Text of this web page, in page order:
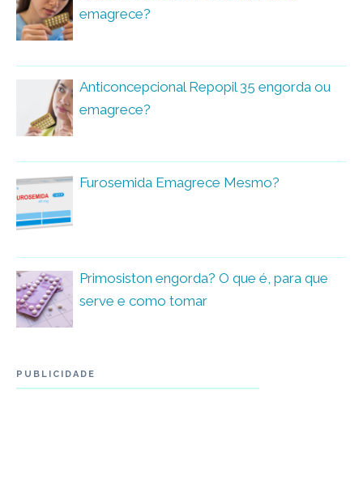
emagrece?
Anticoncepcional Repopil 35 engorda ou
emagrece?
Furosemida Emagrece Mesmo?
Primosiston engorda? O que é, para que
serve e como tomar
PUBLICIDADE